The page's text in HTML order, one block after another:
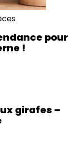
pour
!
girafes –